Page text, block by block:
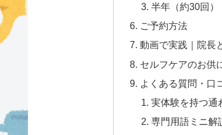
半年（約30回
ご予約方法
動画で実践｜院長
セルフケアのお供
よくある質問・口
実体験を持つ通
専門用語ミニ解